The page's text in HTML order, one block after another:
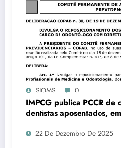
SIOMS 0
IMPCG publica PCCR de
dentistas aposentados,
vitória do SIOMS
22 De Dezembro De 2025